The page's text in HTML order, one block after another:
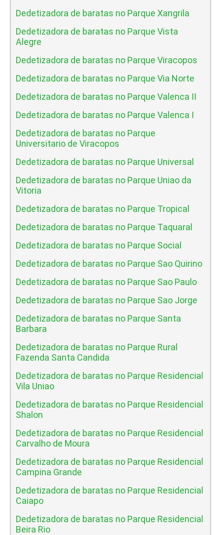
Dedetizadora de baratas no Parque Xangrila
Dedetizadora de baratas no Parque Vista
Alegre
Dedetizadora de baratas no Parque Viracopos
Dedetizadora de baratas no Parque Via Norte
Dedetizadora de baratas no Parque Valenca II
Dedetizadora de baratas no Parque Valenca I
Dedetizadora de baratas no Parque
Universitario de Viracopos
Dedetizadora de baratas no Parque Universal
Dedetizadora de baratas no Parque Uniao da
Vitoria
Dedetizadora de baratas no Parque Tropical
Dedetizadora de baratas no Parque Taquaral
Dedetizadora de baratas no Parque Social
Dedetizadora de baratas no Parque Sao Quirino
Dedetizadora de baratas no Parque Sao Paulo
Dedetizadora de baratas no Parque Sao Jorge
Dedetizadora de baratas no Parque Santa
Barbara
Dedetizadora de baratas no Parque Rural
Fazenda Santa Candida
Dedetizadora de baratas no Parque Residencial
Vila Uniao
Dedetizadora de baratas no Parque Residencial
Shalon
Dedetizadora de baratas no Parque Residencial
Carvalho de Moura
Dedetizadora de baratas no Parque Residencial
Campina Grande
Dedetizadora de baratas no Parque Residencial
Caiapo
Dedetizadora de baratas no Parque Residencial
Beira Rio